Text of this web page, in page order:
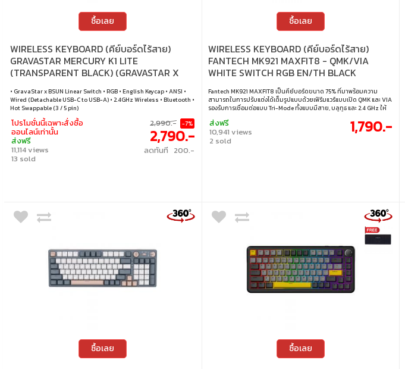
ซื้อเลย
WIRELESS KEYBOARD (คีย์บอร์ดไร้สาย)
GRAVASTAR MERCURY K1 LITE
(TRANSPARENT BLACK) (GRAVASTAR X
• GravaStar x BSUN Linear Switch • RGB • English Keycap • ANSI •
Wired (Detachable USB-C to USB-A) • 2.4GHz Wireless • Bluetooth •
Hot Swappable (3 / 5 pin)
โปรโมชั่นนี้เฉพาะสั่งซื้อ
ออนไลน์เท่านั้น
ส่งฟรี
11,114 views
13 sold
2,990.- -7%
2,790.-
ลดทันที 200.-
ซื้อเลย
WIRELESS KEYBOARD (คีย์บอร์ดไร้สาย)
FANTECH MK921 MAXFIT8 - QMK/VIA
WHITE SWITCH RGB EN/TH BLACK
Fantech MK921 MAXFIT8 เป็นคีย์บอร์ดขนาด 75% ที่มาพร้อมความ
สามารถในการปรับแต่งได้เต็มรูปแบบด้วยเฟิร์มแวร์แบบเปิด QMK และ VIA
รองรับการเชื่อมต่อแบบ Tri-Mode ทั้งแบบมีสาย, บลูทูธ และ 2.4 GHz ให้
แบบ Gasket Mount ให้สัมผัสการกดที่นุ่มนวล ระบบไฟ RGB ปรับแต่งได้
และปุ่มหมุน Knob เพื่อการควบคุมที่สะดวกยิ่งขึ้น • สวิตช์ : White Switch
(Linear) • ขนาด : 75% • การตั้งค่าคีย์บอร์ด : QMK / VIA • แสงไฟ : RGB •
ส่งฟรี
10,941 views
2 sold
1,790.-
ซื้อเลย ซื้อเลย